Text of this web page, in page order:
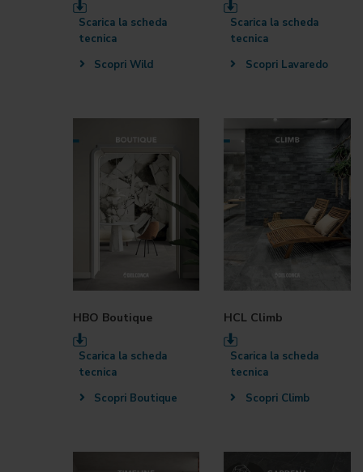
Scarica la scheda
tecnica
Scopri Wild
Scarica la scheda
tecnica
Scopri Lavaredo
HBO Boutique
Scarica la scheda
tecnica
Scopri Boutique
HCL Climb
Scarica la scheda
tecnica
Scopri Climb